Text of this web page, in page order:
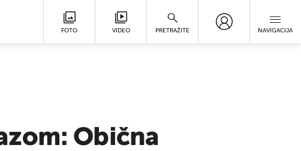
FOTO VIDEO PRETRAŽITE NAVIGACIJA
Obična